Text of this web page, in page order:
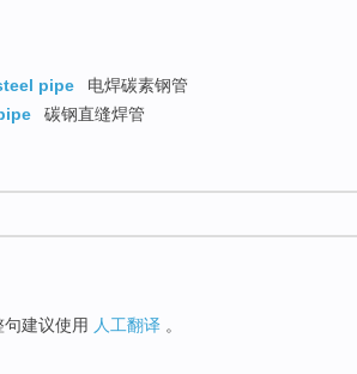
pipe
电焊碳素钢管
碳钢直缝焊管
建议使用 人工翻译 。